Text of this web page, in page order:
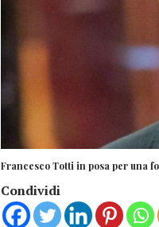
Francesco Totti in posa per una
Condividi